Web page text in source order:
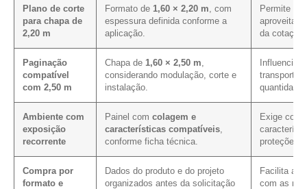
Plano de corte
para chapa de
2,20 m
Formato de 1,60 × 2,20 m , com
espessura definida conforme a
aplicação.
Permite
da cotação.
Paginação
compatível
com 2,50 m
Chapa de 1,60 × 2,50 m
considerando modulação, corte e
instalação.
Influencia
transporte,
quantidade
Ambiente com
exposição
recorrente
Painel com colagem e
características compatíveis
conforme ficha técnica.
Exige
proteções
Compra por
formato e
Dados do produto e do projeto
organizados antes da solicitação
Facilita a
com as